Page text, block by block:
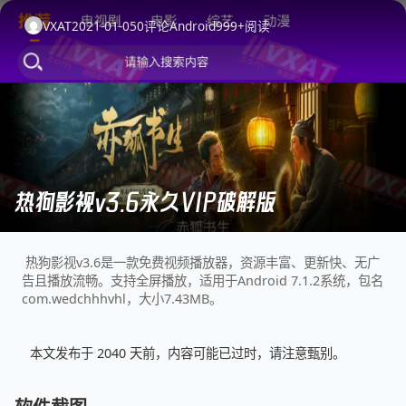
VXAT2021-01-050评论Android999+阅读
热狗影视v3.6永久VIP破解版
热狗影视v3.6是一款免费视频播放器，资源丰富、更新快、无广
告且播放流畅。支持全屏播放，适用于Android 7.1.2系统，包名
com.wedchhhvhl，大小7.43MB。
本文发布于 2040 天前，内容可能已过时，请注意甄别。